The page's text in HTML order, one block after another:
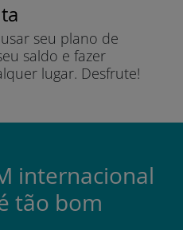
seu plano de
saldo e fazer
lugar. Desfrute!
internacional
tão bom